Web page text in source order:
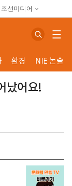
조선미디어
환경 NIE 논술
났어요!